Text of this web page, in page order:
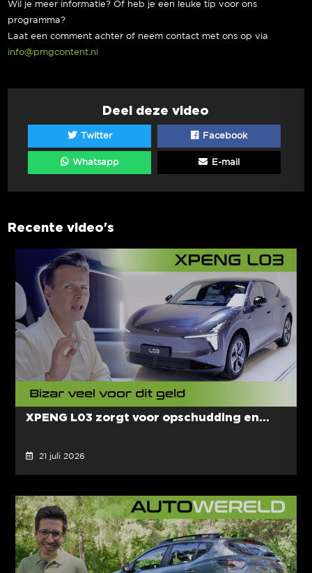
Wil je meer informatie? Of heb je een leuke tip voor ons
programma?
Laat een comment achter of neem contact met ons op via
info@pmgcontent.nl
Deel deze video
Twitter Facebook
Whatsapp E-mail
Recente video's
XPENG L03 zorgt voor opschudding en...
21 juli 2026